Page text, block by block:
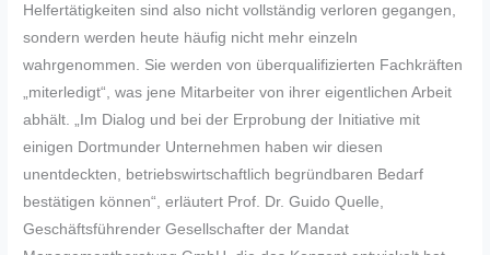
Helfertätigkeiten sind also nicht vollständig verloren gegangen,
sondern werden heute häufig nicht mehr einzeln
wahrgenommen. Sie werden von überqualifizierten Fachkräften
„miterledigt“, was jene Mitarbeiter von ihrer eigentlichen Arbeit
abhält. „Im Dialog und bei der Erprobung der Initiative mit
einigen Dortmunder Unternehmen haben wir diesen
unentdeckten, betriebswirtschaftlich begründbaren Bedarf
bestätigen können“, erläutert Prof. Dr. Guido Quelle,
Geschäftsführender Gesellschafter der Mandat